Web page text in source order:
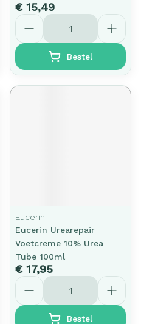
€ 15,49
Aantal
Bestel
Eucerin
Eucerin Urearepair
Voetcreme 10% Urea
Tube 100ml
€ 17,95
Aantal
Bestel